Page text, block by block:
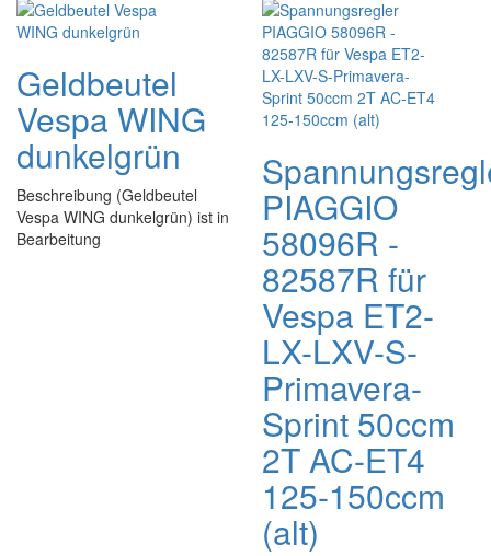
Geldbeutel
Vespa WING
dunkelgrün
Beschreibung (Geldbeutel
Vespa WING dunkelgrün) ist in
Bearbeitung
PIAGGIO
58096R -
82587R für
Vespa ET2-
LX-LXV-S-
Primavera-
Sprint 50ccm
2T AC-ET4
125-150ccm
(alt)